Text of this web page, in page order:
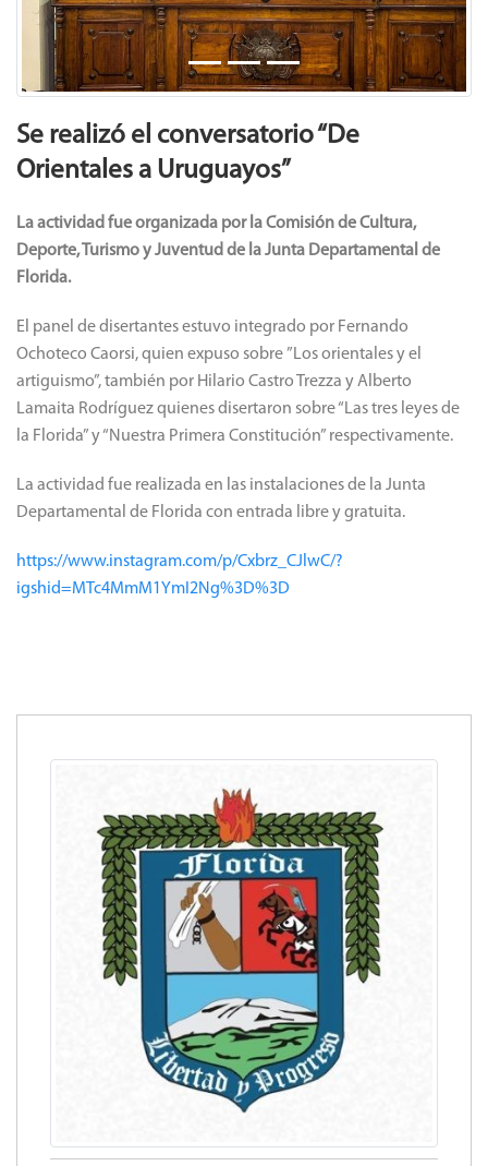
Se realizó el conversatorio “De
Orientales a Uruguayos”
La actividad fue organizada por la Comisión de Cultura,
Deporte, Turismo y Juventud de la Junta Departamental de
Florida.
El panel de disertantes estuvo integrado por Fernando
Ochoteco Caorsi, quien expuso sobre ”Los orientales y el
artiguismo”, también por Hilario Castro Trezza y Alberto
Lamaita Rodríguez quienes disertaron sobre “Las tres leyes de
la Florida” y “Nuestra Primera Constitución” respectivamente.
La actividad fue realizada en las instalaciones de la Junta
Departamental de Florida con entrada libre y gratuita.
https://www.instagram.com/p/Cxbrz_CJlwC/?
igshid=MTc4MmM1YmI2Ng%3D%3D